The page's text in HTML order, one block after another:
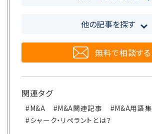
他の記事を探す
無料で相談する
関連タグ
#M&A #M&A関連記事
#M&A用語集
#シャーク・リペラントとは？